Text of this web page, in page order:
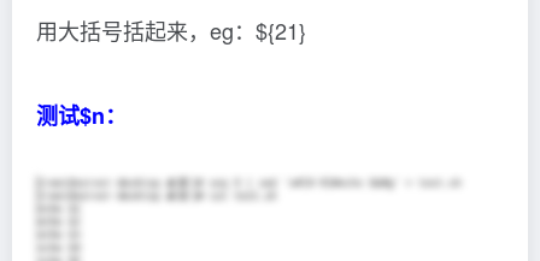
用大括号括起来，eg：${21}
测试$n：